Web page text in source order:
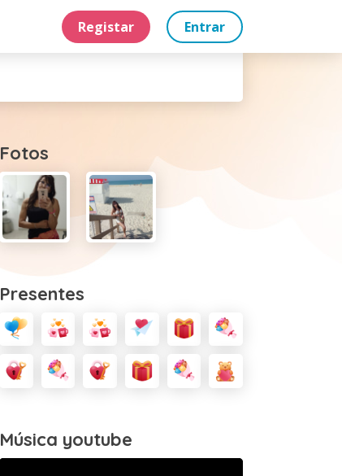
Registar Entrar
Fotos
Presentes
Música youtube